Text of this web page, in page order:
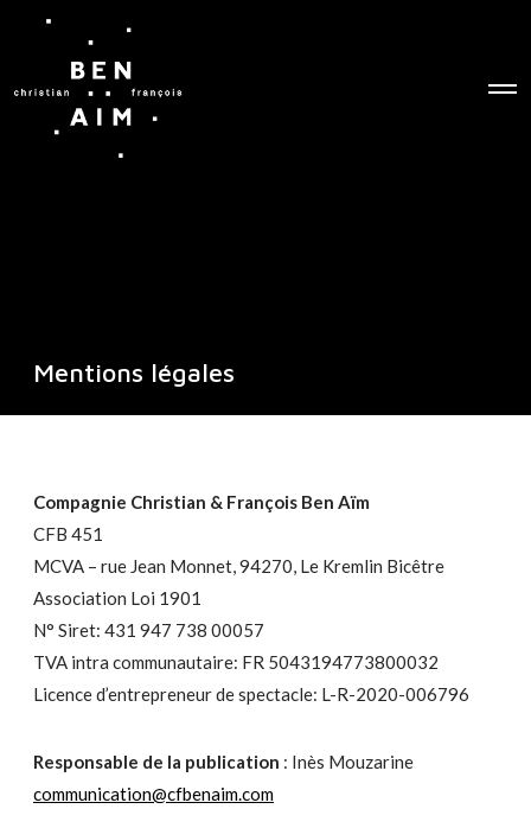
O
Mentions légales
Compagnie Christian & François Ben Aïm
CFB 451
MCVA – rue Jean Monnet, 94270, Le Kremlin Bicêtre
Association Loi 1901
N° Siret: 431 947 738 00057
TVA intra communautaire: FR 5043194773800032
Licence d’entrepreneur de spectacle: L-R-2020-006796
Responsable de la publication : Inès Mouzarine
communication@cfbenaim.com